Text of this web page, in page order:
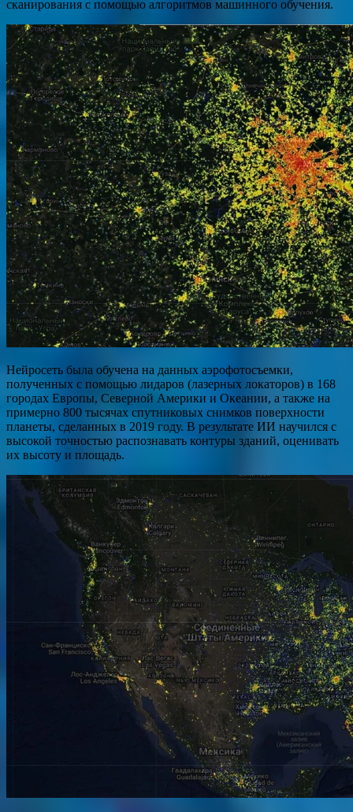
сканирования с помощью алгоритмов машинного обучения.
Нейросеть была обучена на данных аэрофотосъемки,
полученных с помощью лидаров (лазерных локаторов) в 168
городах Европы, Северной Америки и Океании, а также на
примерно 800 тысячах спутниковых снимков поверхности
планеты, сделанных в 2019 году. В результате ИИ научился с
высокой точностью распознавать контуры зданий, оценивать
их высоту и площадь.